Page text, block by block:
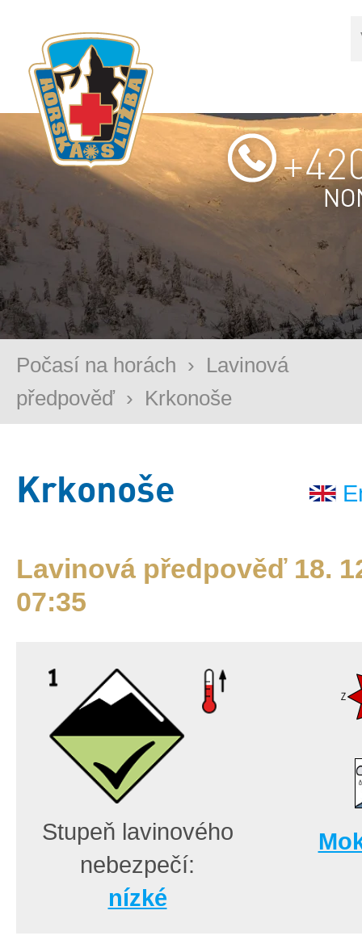
Počasí na horách › Lavinová
předpověď › Krkonoše
Krkonoše
Lavinová předpověď 18.
07:35
Stupeň lavinového
nebezpečí:
nízké